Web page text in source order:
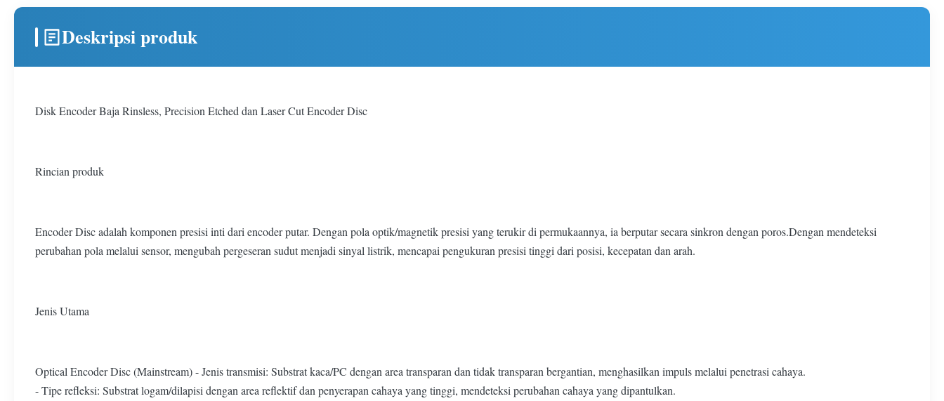
Deskripsi produk
Disk Encoder Baja Rinsless, Precision Etched dan Laser Cut Encoder Disc
Rincian produk
Encoder Disc adalah komponen presisi inti dari encoder putar. Dengan pola optik/magnetik presisi yang terukir di permukaannya, ia berputar secara sinkron dengan poros.Dengan mendeteksi
perubahan pola melalui sensor, mengubah pergeseran sudut menjadi sinyal listrik, mencapai pengukuran presisi tinggi dari posisi, kecepatan dan arah.
Jenis Utama
Optical Encoder Disc (Mainstream) - Jenis transmisi: Substrat kaca/PC dengan area transparan dan tidak transparan bergantian, menghasilkan impuls melalui penetrasi cahaya.
- Tipe refleksi: Substrat logam/dilapisi dengan area reflektif dan penyerapan cahaya yang tinggi, mendeteksi perubahan cahaya yang dipantulkan.